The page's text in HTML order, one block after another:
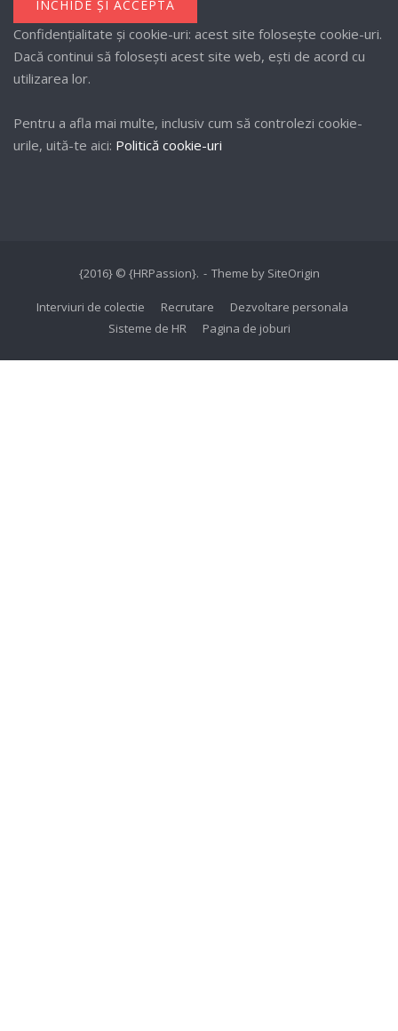
Confidențialitate și cookie-uri: acest site folosește cookie-uri.
Dacă continui să folosești acest site web, ești de acord cu
utilizarea lor.
Pentru a afla mai multe, inclusiv cum să controlezi cookie-
urile, uită-te aici: Politică cookie-uri
{2016} © {HRPassion}. Theme by SiteOrigin
Interviuri de colectie Recrutare
Dezvoltare personala
Sisteme de HR
Pagina de joburi